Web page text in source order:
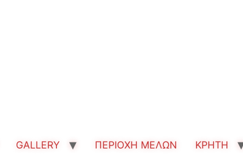
GALLERY ΠΕΡΙΟΧΗ ΜΕΛΩΝ ΚΡΗΤΗ